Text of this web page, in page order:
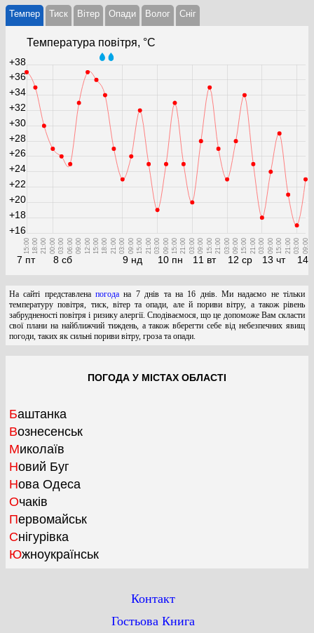
Темпер Тиск Вітер Опади Волог Cніг
Температура повітря, °С
7 пт
15:00 18:00 21:00
8 сб
00:00 03:00 06:00 09:00 12:00 15:00 18:00 21:00
9 нд
03:00 09:00 15:00 21:00
10 пн
03:00 09:00 15:00 21:00
11 вт
03:00 09:00 15:00 21:00
12 ср
03:00 09:00 15:00 21:00
13 чт
03:00 09:00 15:00 21:00
14
03:00 09:00
+16
+18
+20
+22
+24
+26
+28
+30
+32
+34
+36
+38
На сайті представленапогода на 7 днів та на 16 днів. Ми надаємо не тільки
температуру повітря, тиск, вітер та опади, але й пориви вітру, а також рівень
забрудненості повітря і ризику алергії. Сподіваємося, що це допоможе Вам скласти
свої плани на найближчий тиждень, а також вберегти себе від небезпечних явищ
погоди, таких як сильні пориви вітру, гроза та опади.
ПОГОДА У МІСТАХ ОБЛАСТІ
Баштанка
Вознесенськ
Миколаїв
Новий Буг
Нова Одеса
Очаків
Первомайськ
Снігурівка
Южноукраїнськ
Контакт
Гостьова Книга